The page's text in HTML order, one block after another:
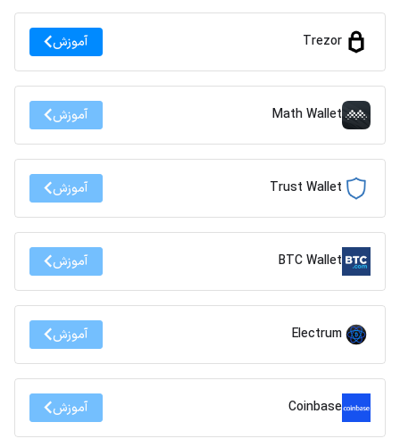
Trezor آموزش
Math Wallet آموزش
Trust Wallet آموزش
BTC Wallet آموزش
Electrum آموزش
Coinbase آموزش